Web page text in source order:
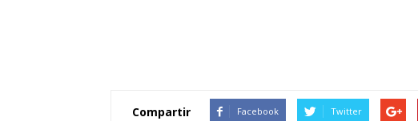
Compartir Facebook Twitter